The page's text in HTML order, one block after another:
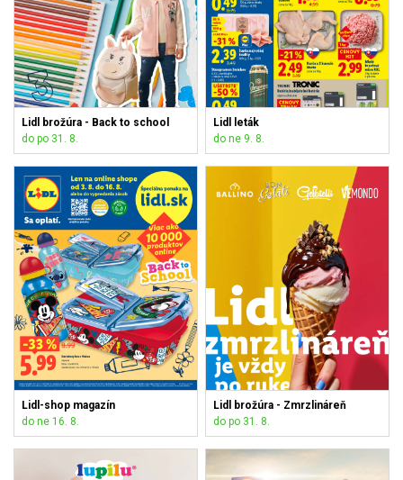
Lidl brožúra - Back to school
do po 31. 8.
Lidl leták
do ne 9. 8.
Lidl-shop magazín
do ne 16. 8.
Lidl brožúra - Zmrzlináreň
do po 31. 8.